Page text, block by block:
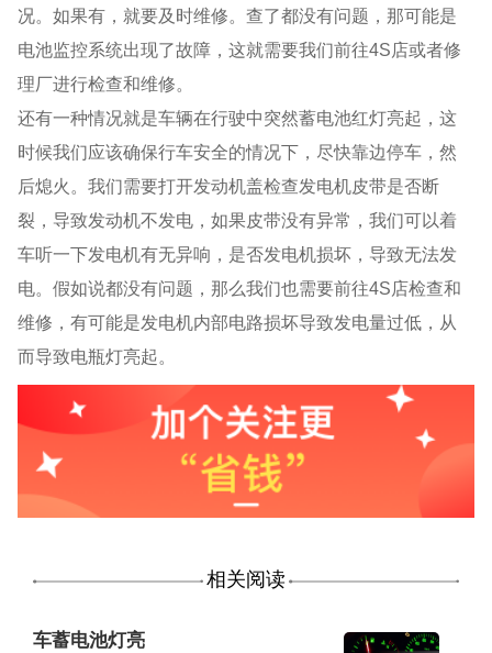
况。如果有，就要及时维修。查了都没有问题，那可能是
电池监控系统出现了故障，这就需要我们前往4S店或者修
理厂进行检查和维修。
还有一种情况就是车辆在行驶中突然蓄电池红灯亮起，这
时候我们应该确保行车安全的情况下，尽快靠边停车，然
后熄火。我们需要打开发动机盖检查发电机皮带是否断
裂，导致发动机不发电，如果皮带没有异常，我们可以着
车听一下发电机有无异响，是否发电机损坏，导致无法发
电。假如说都没有问题，那么我们也需要前往4S店检查和
维修，有可能是发电机内部电路损坏导致发电量过低，从
而导致电瓶灯亮起。
相关阅读
车蓄电池灯亮